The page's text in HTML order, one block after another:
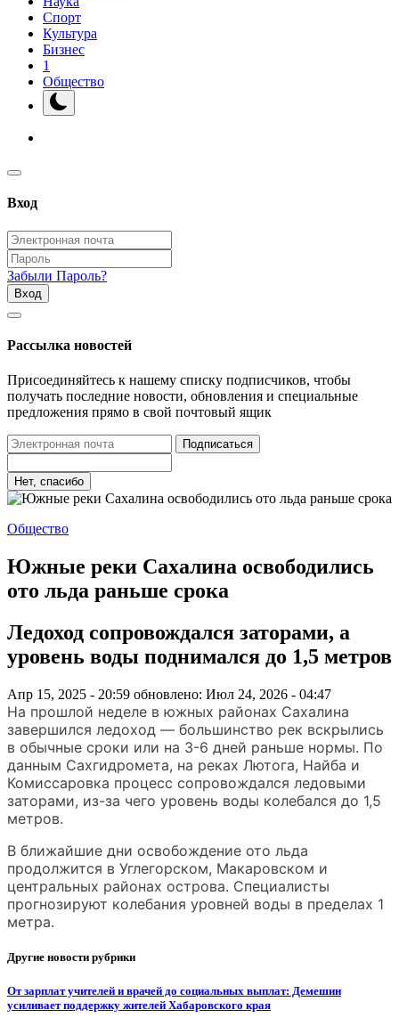
Спорт
Культура
Бизнес
1
Общество
Вход
Забыли Пароль?
Вход
Рассылка новостей
Присоединяйтесь к нашему списку подписчиков, чтобы
получать последние новости, обновления и специальные
предложения прямо в свой почтовый ящик
Подписаться
Нет, спасибо
Общество
Южные реки Сахалина освободились
ото льда раньше срока
Ледоход сопровождался заторами, а
уровень воды поднимался до 1,5 метров
Апр 15, 2025 - 20:59 обновлено: Июл 24, 2026 - 04:47
На прошлой неделе в южных районах Сахалина
завершился ледоход — большинство рек вскрылись
в обычные сроки или на 3-6 дней раньше нормы. По
данным Сахгидромета, на реках Лютога, Найба и
Комиссаровка процесс сопровождался ледовыми
заторами, из-за чего уровень воды колебался до 1,5
метров.
В ближайшие дни освобождение ото льда
продолжится в Углегорском, Макаровском и
центральных районах острова. Специалисты
прогнозируют колебания уровней воды в пределах 1
метра.
Другие новости рубрики
От зарплат учителей и врачей до социальных выплат: Демешин
усиливает поддержку жителей Хабаровского края